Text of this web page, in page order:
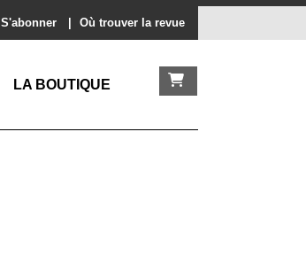
S'abonner Où trouver la revue
LA BOUTIQUE